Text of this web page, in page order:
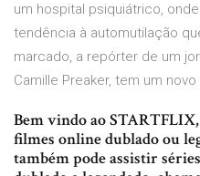
um hospital psiquiátrico,
tendência à automutilação
marcado, a repórter de um
Camille Preaker, tem um
Bem vindo ao
filmes online dublado ou
também pode assistir